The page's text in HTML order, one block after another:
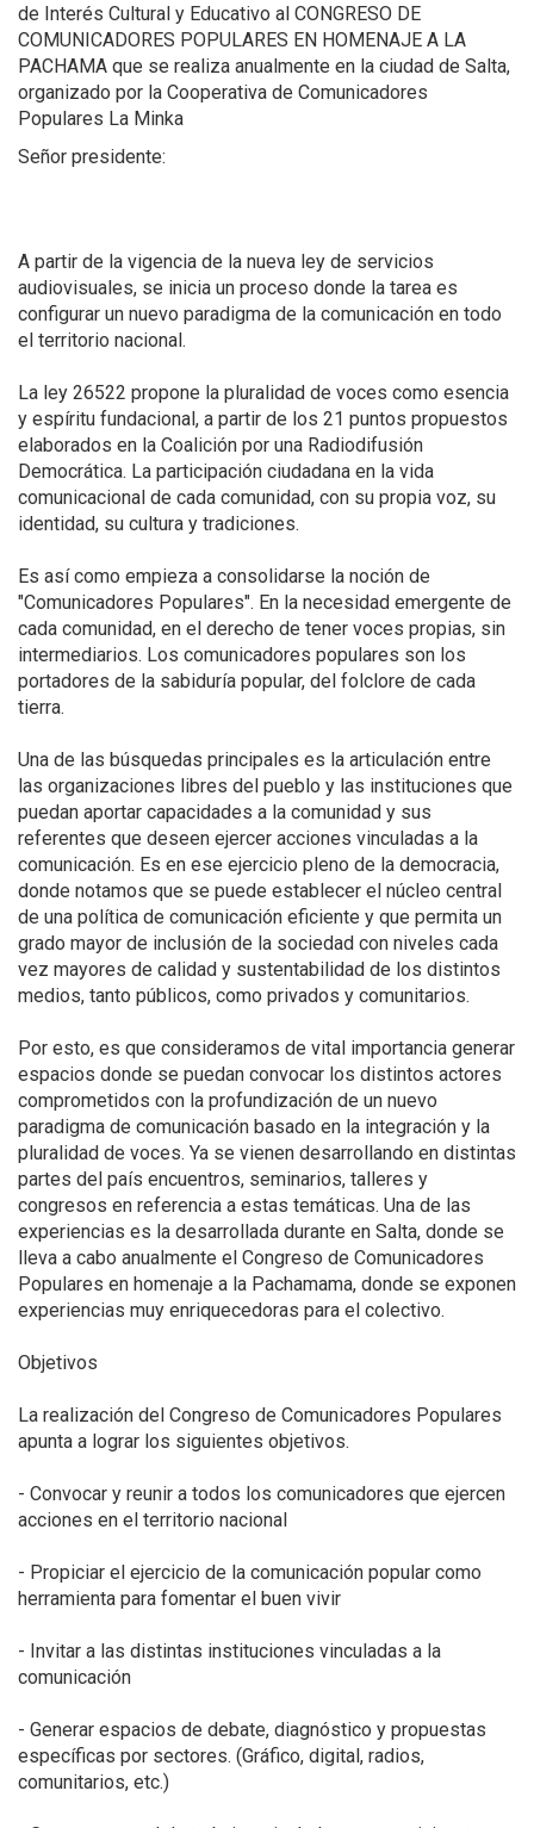
de Interés Cultural y Educativo al CONGRESO DE
COMUNICADORES POPULARES EN HOMENAJE A LA
PACHAMA que se realiza anualmente en la ciudad de Salta,
organizado por la Cooperativa de Comunicadores
Populares La Minka
Señor presidente:
A partir de la vigencia de la nueva ley de servicios
audiovisuales, se inicia un proceso donde la tarea es
configurar un nuevo paradigma de la comunicación en todo
el territorio nacional.
La ley 26522 propone la pluralidad de voces como esencia
y espíritu fundacional, a partir de los 21 puntos propuestos
elaborados en la Coalición por una Radiodifusión
Democrática. La participación ciudadana en la vida
comunicacional de cada comunidad, con su propia voz, su
identidad, su cultura y tradiciones.
Es así como empieza a consolidarse la noción de
"Comunicadores Populares". En la necesidad emergente de
cada comunidad, en el derecho de tener voces propias, sin
intermediarios. Los comunicadores populares son los
portadores de la sabiduría popular, del folclore de cada
tierra.
Una de las búsquedas principales es la articulación entre
las organizaciones libres del pueblo y las instituciones que
puedan aportar capacidades a la comunidad y sus
referentes que deseen ejercer acciones vinculadas a la
comunicación. Es en ese ejercicio pleno de la democracia,
donde notamos que se puede establecer el núcleo central
de una política de comunicación eficiente y que permita un
grado mayor de inclusión de la sociedad con niveles cada
vez mayores de calidad y sustentabilidad de los distintos
medios, tanto públicos, como privados y comunitarios.
Por esto, es que consideramos de vital importancia generar
espacios donde se puedan convocar los distintos actores
comprometidos con la profundización de un nuevo
paradigma de comunicación basado en la integración y la
pluralidad de voces. Ya se vienen desarrollando en distintas
partes del país encuentros, seminarios, talleres y
congresos en referencia a estas temáticas. Una de las
experiencias es la desarrollada durante en Salta, donde se
lleva a cabo anualmente el Congreso de Comunicadores
Populares en homenaje a la Pachamama, donde se exponen
experiencias muy enriquecedoras para el colectivo.
Objetivos
La realización del Congreso de Comunicadores Populares
apunta a lograr los siguientes objetivos.
- Convocar y reunir a todos los comunicadores que ejercen
acciones en el territorio nacional
- Propiciar el ejercicio de la comunicación popular como
herramienta para fomentar el buen vivir
- Invitar a las distintas instituciones vinculadas a la
comunicación
- Generar espacios de debate, diagnóstico y propuestas
específicas por sectores. (Gráfico, digital, radios,
comunitarios, etc.)